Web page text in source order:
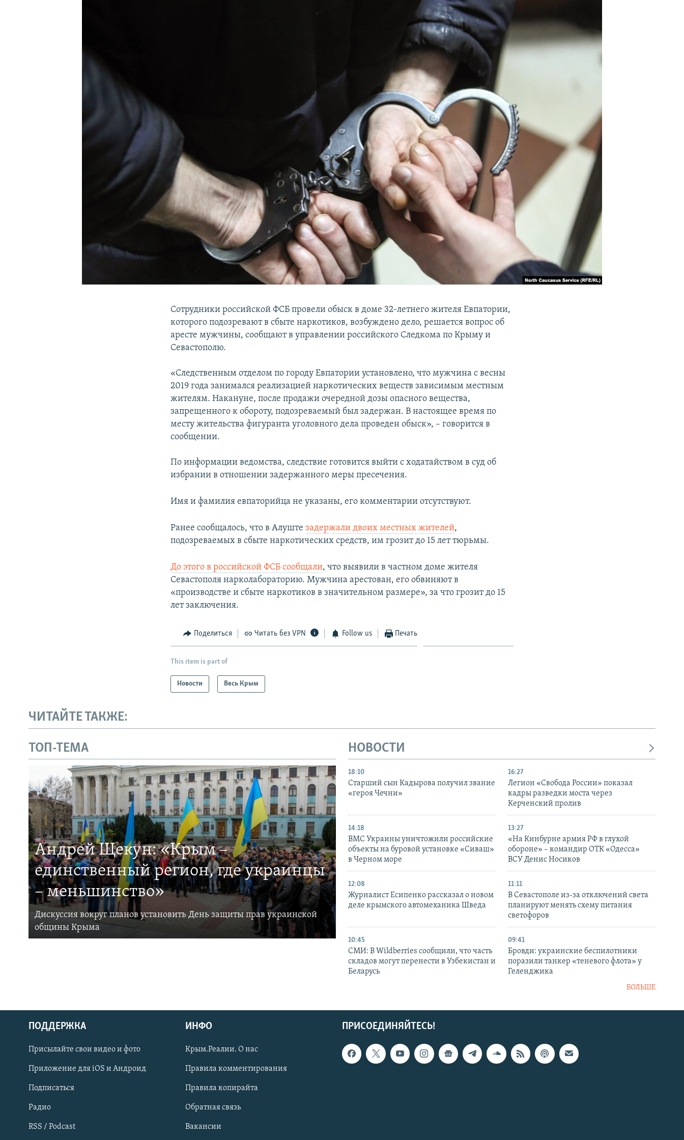
Українською
Qırımtatar
ПРИСОЕДИНЯЙТЕСЬ!
Сотрудники российской ФСБ провели обыск в доме 32-летнего жителя Евпатории,
которого подозревают в сбыте наркотиков, возбуждено дело, решается вопрос об
аресте мужчины, сообщают в управлении российского Следкома по Крыму и
Севастополю.
«Следственным отделом по городу Евпатории установлено, что мужчина с весны
2019 года занимался реализацией наркотических веществ зависимым местным
жителям. Накануне, после продажи очередной дозы опасного вещества,
запрещенного к обороту, подозреваемый был задержан. В настоящее время по
месту жительства фигуранта уголовного дела проведен обыск», – говорится в
сообщении.
По информации ведомства, следствие готовится выйти с ходатайством в суд об
избрании в отношении задержанного меры пресечения.
Имя и фамилия евпаторийца не указаны, его комментарии отсутствуют.
Ранее сообщалось, что в Алуштезадержали двоих местных жителей,
подозреваемых в сбыте наркотических средств, им грозит до 15 лет тюрьмы.
До этого в российской ФСБ сообщали, что выявили в частном доме жителя
Севастополя нарколабораторию. Мужчина арестован, его обвиняют в
«производстве и сбыте наркотиков в значительном размере», за что грозит до 15
лет заключения.
Поделиться Читать без VPN Follow us Печать
This item is part of
Новости Весь Крым
ЧИТАЙТЕ ТАКЖЕ:
ТОП-ТЕМА
Андрей Щекун: «Крым –
единственный регион, где украинцы
– меньшинство»
Дискуссия вокруг планов установить День защиты прав украинской
общины Крыма
НОВОСТИ
18:10
Старший сын Кадырова получил звание
«героя Чечни»
16:27
Легион «Свобода России» показал
кадры разведки моста через
Керченский пролив
14:18
ВМС Украины уничтожили российские
объекты на буровой установке «Сиваш»
в Черном море
13:27
«На Кинбурне армия РФ в глухой
обороне» – командир ОТК «Одесса»
ВСУ Денис Носиков
12:08
Журналист Есипенко рассказал о новом
деле крымского автомеханика Шведа
11:11
В Севастополе из-за отключений света
планируют менять схему питания
светофоров
10:45
СМИ: В Wildberries сообщили, что часть
складов могут перенести в Узбекистан и
Беларусь
09:41
Бровди: украинские беспилотники
поразили танкер «теневого флота» у
Геленджика
БОЛЬШЕ
ПРИСОЕДИНЯЙТЕСЬ!
ПОДДЕРЖКА
Присылайте свои видео и фото
Приложение для iOS и Андроид
Подписаться
Радио
RSS / Podcast
ИНФО
Крым.Реалии. О нас
Правила комментирования
Правила копирайта
Обратная связь
Вакансии